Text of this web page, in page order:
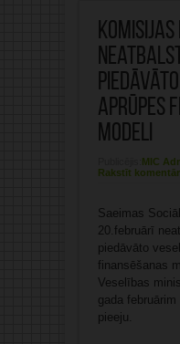
aprūpes
modeli
MIC
Rakstīt
Saeimas
20.februārī
piedāvāto
finansēšanas
Veselības
gada
pieeju.